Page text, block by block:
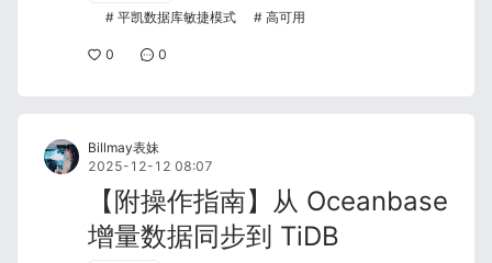
平凯数据库敏捷模式
高可用
0 0
Billmay表妹
2025-12-12 08:07
【附操作指南】从 Oceanbase
增量数据同步到 TiDB